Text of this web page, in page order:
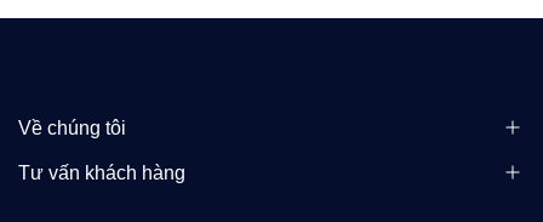
Về chúng tôi
Tư vấn khách hàng